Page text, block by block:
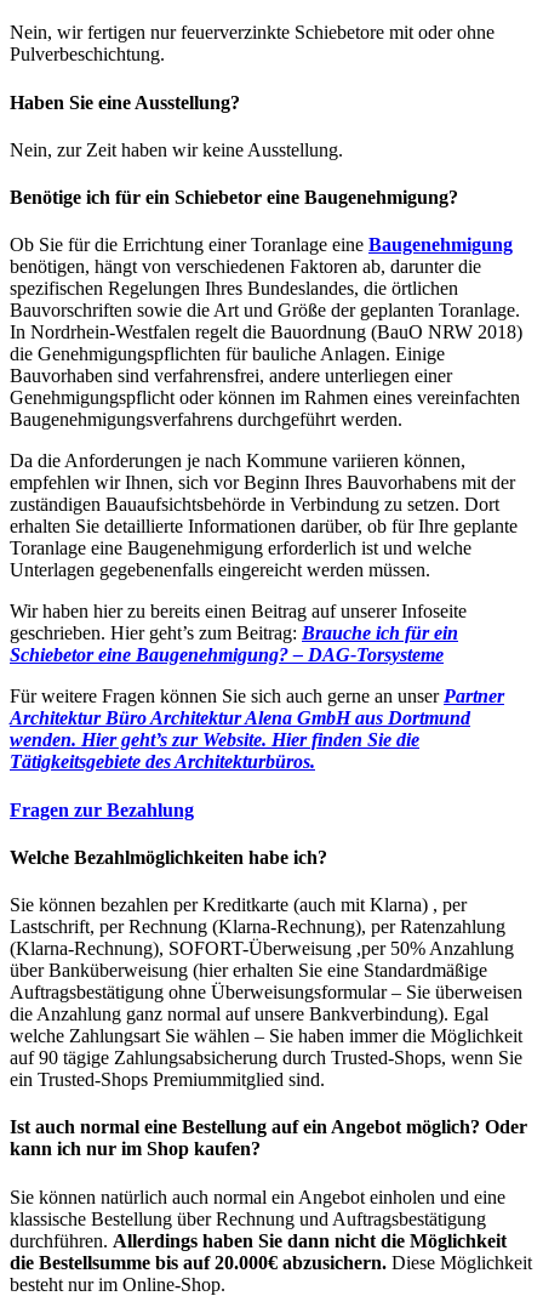
Nein, wir fertigen nur feuerverzinkte Schiebetore mit oder ohne
Pulverbeschichtung.
Haben Sie eine Ausstellung?
Nein, zur Zeit haben wir keine Ausstellung.
Benötige ich für ein Schiebetor eine Baugenehmigung?
Ob Sie für die Errichtung einer Toranlage eine Baugenehmigung
benötigen, hängt von verschiedenen Faktoren ab, darunter die
spezifischen Regelungen Ihres Bundeslandes, die örtlichen
Bauvorschriften sowie die Art und Größe der geplanten Toranlage.
In Nordrhein-Westfalen regelt die Bauordnung (BauO NRW 2018)
die Genehmigungspflichten für bauliche Anlagen. Einige
Bauvorhaben sind verfahrensfrei, andere unterliegen einer
Genehmigungspflicht oder können im Rahmen eines vereinfachten
Baugenehmigungsverfahrens durchgeführt werden.
Da die Anforderungen je nach Kommune variieren können,
empfehlen wir Ihnen, sich vor Beginn Ihres Bauvorhabens mit der
zuständigen Bauaufsichtsbehörde in Verbindung zu setzen. Dort
erhalten Sie detaillierte Informationen darüber, ob für Ihre geplante
Toranlage eine Baugenehmigung erforderlich ist und welche
Unterlagen gegebenenfalls eingereicht werden müssen.
Wir haben hier zu bereits einen Beitrag auf unserer Infoseite
geschrieben. Hier geht’s zum Beitrag: Brauche ich für ein
Schiebetor eine Baugenehmigung? – DAG-Torsysteme
Für weitere Fragen können Sie sich auch gerne an unser Partner
Architektur Büro Architektur Alena GmbH aus Dortmund
wenden. Hier geht’s zur Website. Hier finden Sie die
Tätigkeitsgebiete des Architekturbüros.
Fragen zur Bezahlung
Welche Bezahlmöglichkeiten habe ich?
Sie können bezahlen per Kreditkarte (auch mit Klarna) , per
Lastschrift, per Rechnung (Klarna-Rechnung), per Ratenzahlung
(Klarna-Rechnung), SOFORT-Überweisung ,per 50% Anzahlung
über Banküberweisung (hier erhalten Sie eine Standardmäßige
Auftragsbestätigung ohne Überweisungsformular – Sie überweisen
die Anzahlung ganz normal auf unsere Bankverbindung). Egal
welche Zahlungsart Sie wählen – Sie haben immer die Möglichkeit
auf 90 tägige Zahlungsabsicherung durch Trusted-Shops, wenn Sie
ein Trusted-Shops Premiummitglied sind.
Ist auch normal eine Bestellung auf ein Angebot möglich? Oder
kann ich nur im Shop kaufen?
Sie können natürlich auch normal ein Angebot einholen und eine
klassische Bestellung über Rechnung und Auftragsbestätigung
durchführen. Allerdings haben Sie dann nicht die Möglichkeit
die Bestellsumme bis auf 20.000€ abzusichern. Diese Möglichkeit
besteht nur im Online-Shop.